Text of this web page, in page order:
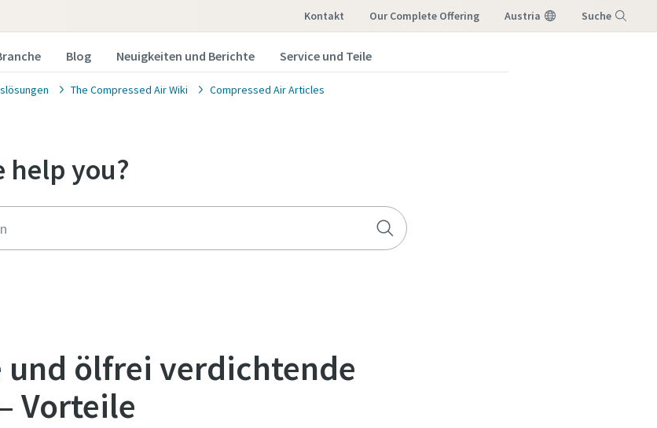
Kontakt Our Complete Offering Austria Suche
Blog Neuigkeiten und Berichte Service und Teile
The Compressed Air Wiki Compressed Air Articles
help you?
ölfrei verdichtende
Vorteile
website.austria@atlascopco.com